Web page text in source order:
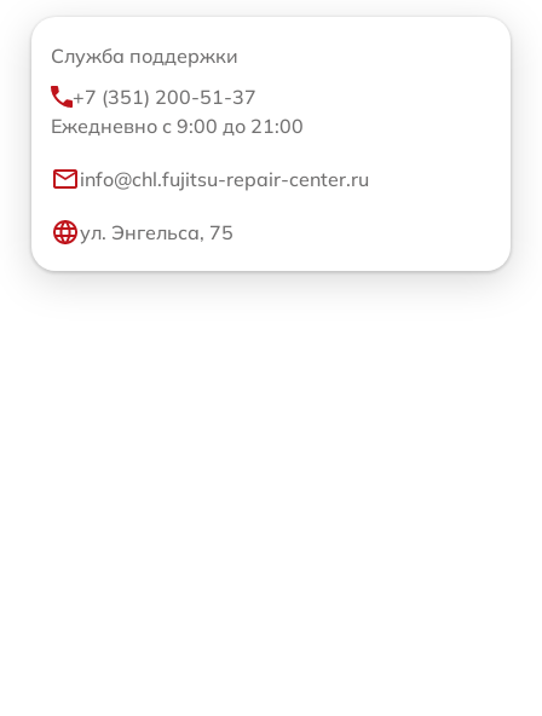
Служба поддержки
+7 (351) 200-51-37
Ежедневно с 9:00 до 21:00
info@chl.fujitsu-repair-center.ru
ул. Энгельса, 75